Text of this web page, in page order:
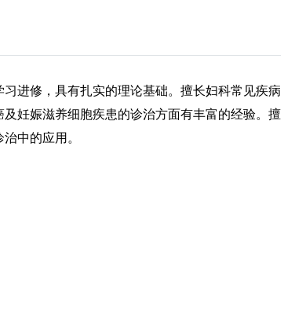
进修，具有扎实的理论基础。擅长妇科常见疾病
妊娠滋养细胞疾患的诊治方面有丰富的经验。擅
中的应用。